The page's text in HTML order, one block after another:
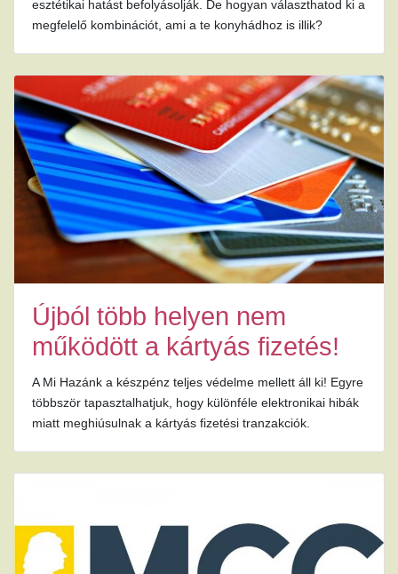
esztétikai hatást befolyásolják. De hogyan választhatod ki a
megfelelő kombinációt, ami a te konyhádhoz is illik?
Újból több helyen nem
működött a kártyás fizetés!
A Mi Hazánk a készpénz teljes védelme mellett áll ki! Egyre
többször tapasztalhatjuk, hogy különféle elektronikai hibák
miatt meghiúsulnak a kártyás fizetési tranzakciók.